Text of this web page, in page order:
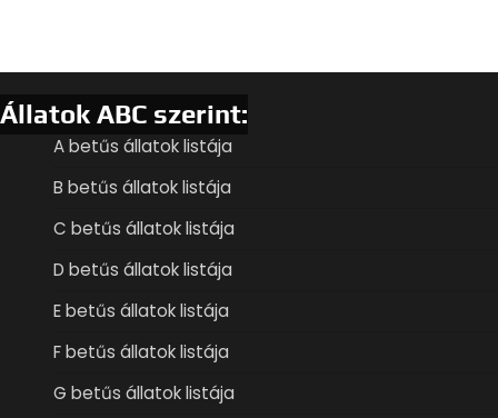
Állatok ABC szerint:
A betűs állatok listája
B betűs állatok listája
C betűs állatok listája
D betűs állatok listája
E betűs állatok listája
F betűs állatok listája
G betűs állatok listája